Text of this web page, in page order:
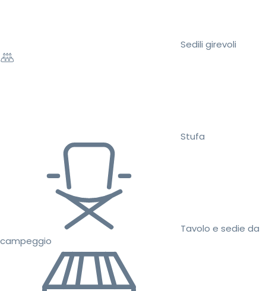
Sedili girevoli
Stufa
Tavolo e sedie da
campeggio